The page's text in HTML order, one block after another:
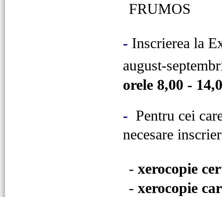
FRUMOS
- Inscrierea la
august-
orele 8,00 -
- Pentru cei
necesare
- xerocopie
- xerocopie